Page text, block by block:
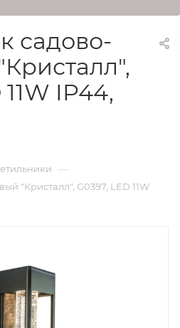
садово-
IP44,
—
"Кристалл", G0397, LED 11W